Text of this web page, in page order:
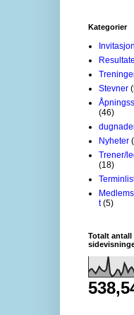
Kategorier
Stevner
(46)
Nyheter
Trener/
(18)
t (5)
Totalt antall